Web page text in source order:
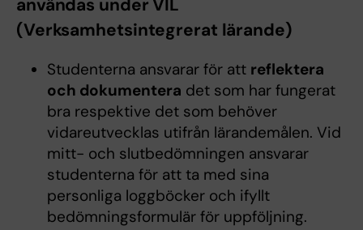
användas under VIL
(Verksamhetsintegrerat lärande)
Studenterna ansvarar för att reflektera
och dokumentera det som har fungerat
bra respektive det som behöver
vidareutvecklas utifrån lärandemålen. Vid
mitt- och slutbedömningen ansvarar
studenterna för att ta med sina
personliga loggböcker och ifyllt
bedömningsformulär för uppföljning.